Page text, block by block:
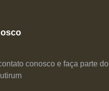
conosco e faça parte do